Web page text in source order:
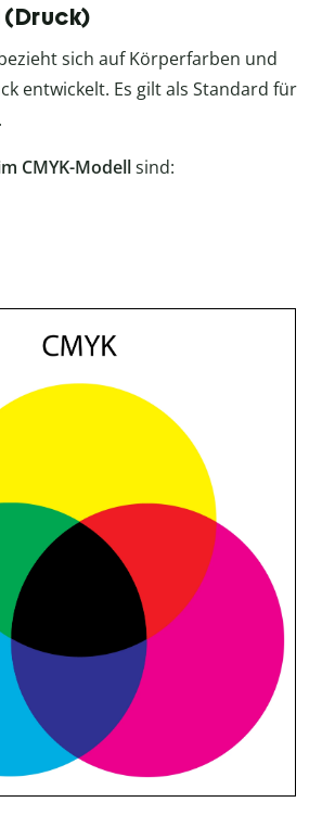
(Druck)
sich auf Körperfarben und
entwickelt. Es gilt als Standard für
CMYK-Modellsind: